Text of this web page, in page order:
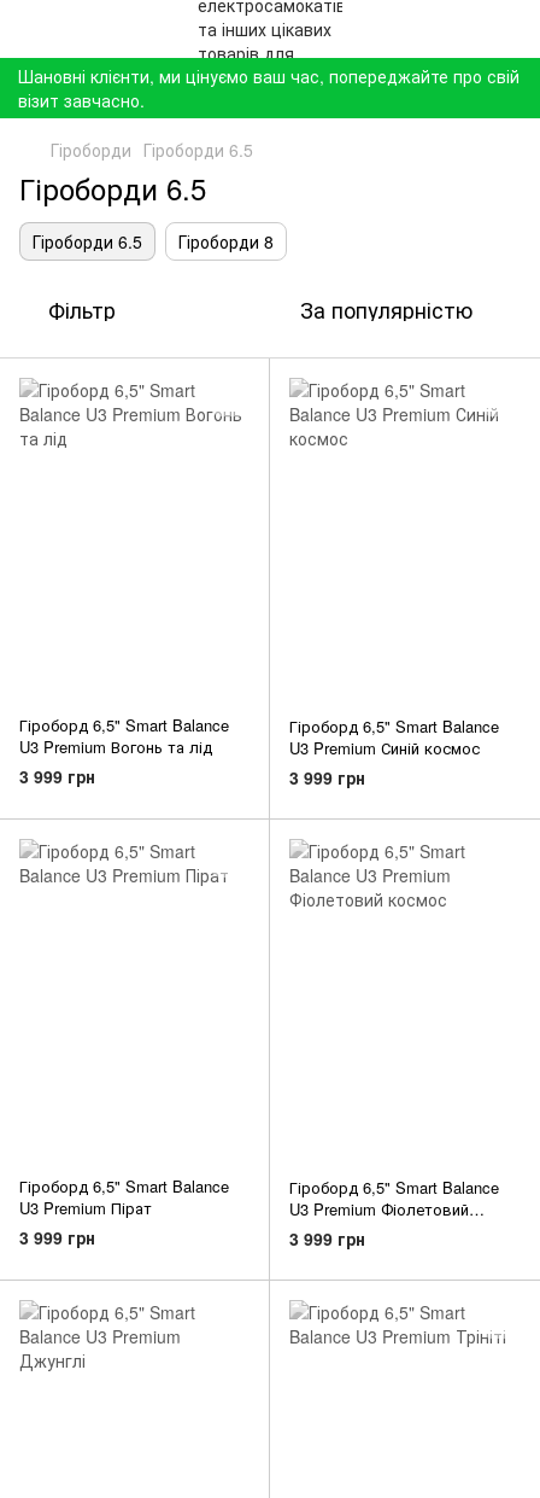
Шановні клієнти, ми цінуємо ваш час, попереджайте про свій
візит завчасно.
Гіроборди Гіроборди 6.5
Гіроборди 6.5
Гіроборди 6.5 Гіроборди 8
Фільтр За популярністю
Гіроборд 6,5" Smart Balance
U3 Premium Вогонь та лід
3 999 грн
Гіроборд 6,5" Smart Balance
U3 Premium Синій космос
3 999 грн
Гіроборд 6,5" Smart Balance
U3 Premium Пірат
3 999 грн
Гіроборд 6,5" Smart Balance
U3 Premium Фіолетовий
космос
3 999 грн